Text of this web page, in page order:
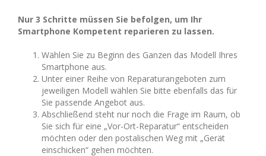
Nur 3 Schritte müssen Sie befolgen, um Ihr
Smartphone Kompetent reparieren zu lassen.
Wählen Sie zu Beginn des Ganzen das Modell Ihres
Smartphone aus.
Unter einer Reihe von Reparaturangeboten zum
jeweiligen Modell wählen Sie bitte ebenfalls das für
Sie passende Angebot aus.
Abschließend steht nur noch die Frage im Raum, ob
Sie sich für eine „Vor-Ort-Reparatur“ entscheiden
möchten oder den postalischen Weg mit „Gerät
einschicken“ gehen möchten.